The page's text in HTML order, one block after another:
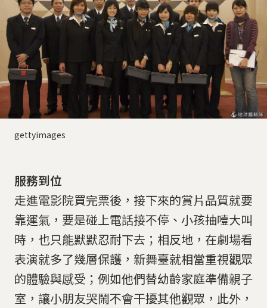
gettyimages
服務到位
走進電影院買完票後，接下來的賞片品質就要
靠運氣，要是碰上電話接不停、小孩抽噎大叫
時，也只能默默忍耐下去；相反地，在劇場看
表演就多了幾層保護，新舞臺就相當重視觀眾
的體驗與感受；例如他們替幼齡家庭準備親子
室，讓小朋友哭鬧不會干擾其他觀眾，此外，